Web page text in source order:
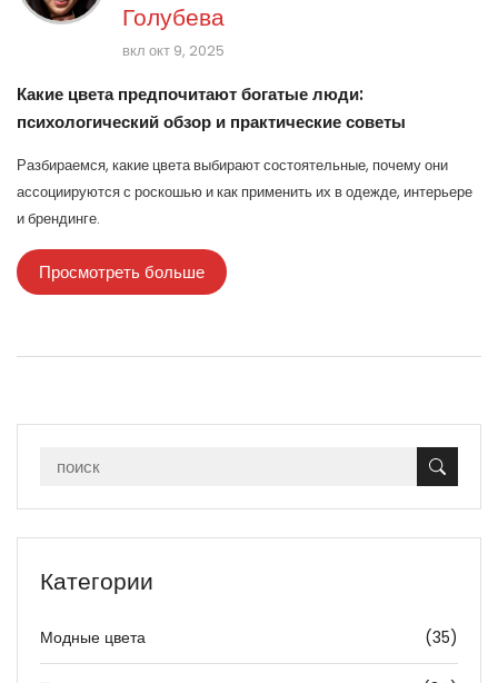
Голубева
вкл окт 9, 2025
Какие цвета предпочитают богатые люди:
психологический обзор и практические советы
Разбираемся, какие цвета выбирают состоятельные, почему они
ассоциируются с роскошью и как применить их в одежде, интерьере
и брендинге.
Просмотреть больше
Категории
Модные цвета (35)